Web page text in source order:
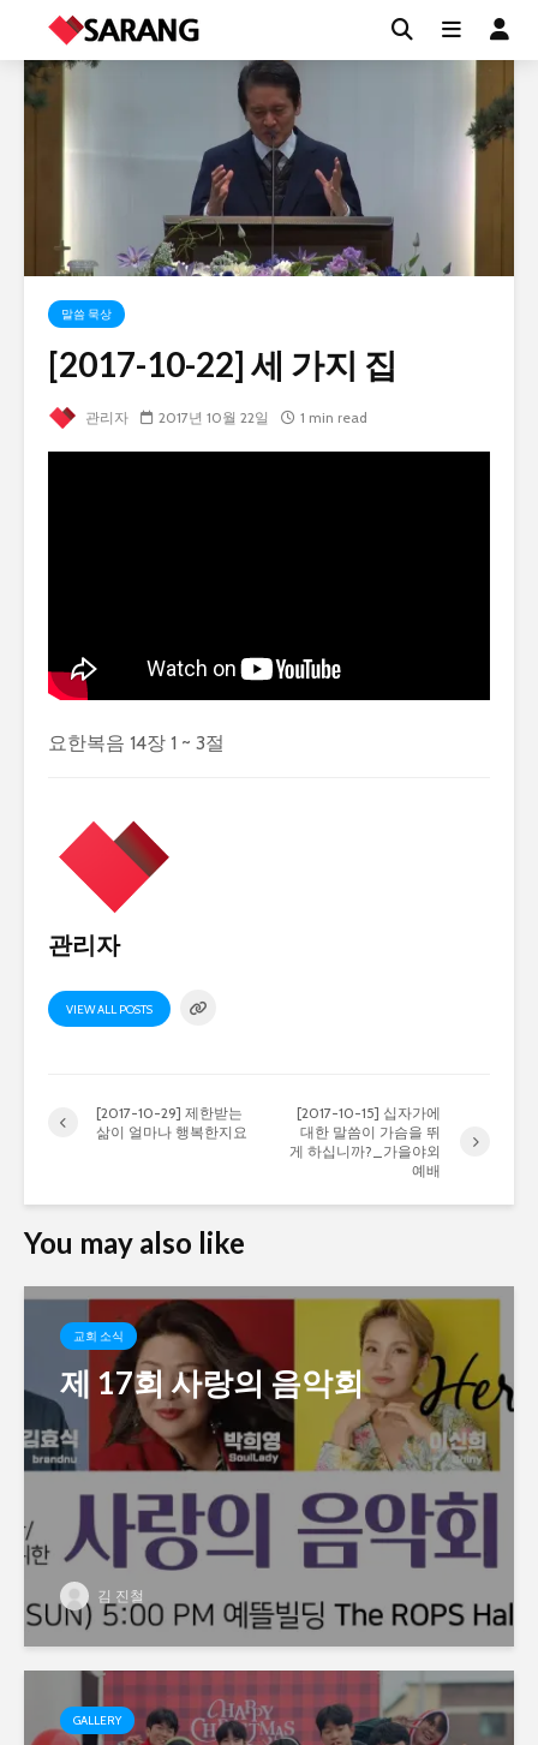
말씀 묵상
[2017-10-22] 세 가지 집
관리자 2017년 10월 22일 1 min read
요한복음 14장 1 ~ 3절
관리자
VIEW ALL POSTS
[2017-10-29] 제한받는
삶이 얼마나 행복한지요
[2017-10-15] 십자가에
대한 말씀이 가슴을 뛰
게 하십니까?_가을야외
예배
You may also like
교회 소식
제 17회 사랑의 음악회
김 진철
GALLERY